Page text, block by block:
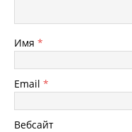
Имя *
Email *
Вебсайт